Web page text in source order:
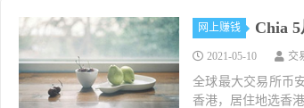
网上赚钱 Chia
2021-05-10 交
全球最大交易所币
香港，居住地选香